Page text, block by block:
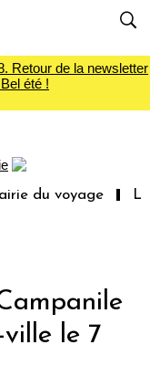
Retour de la newsletter
été !
voyage Le
le 7